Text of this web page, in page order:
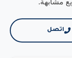
اتصل